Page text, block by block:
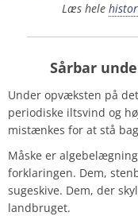
Læs hele
Sårbar
Under opvæksten på
periodiske iltsvind og
mistænkes for at stå
Måske er
forklaringen. Dem,
sugeskive. Dem, der
landbruget.